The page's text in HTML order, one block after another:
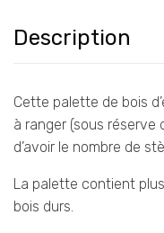
Description
Cette palette de bois
à ranger (sous réserve
d’avoir le nombre de
La palette contient
bois durs.